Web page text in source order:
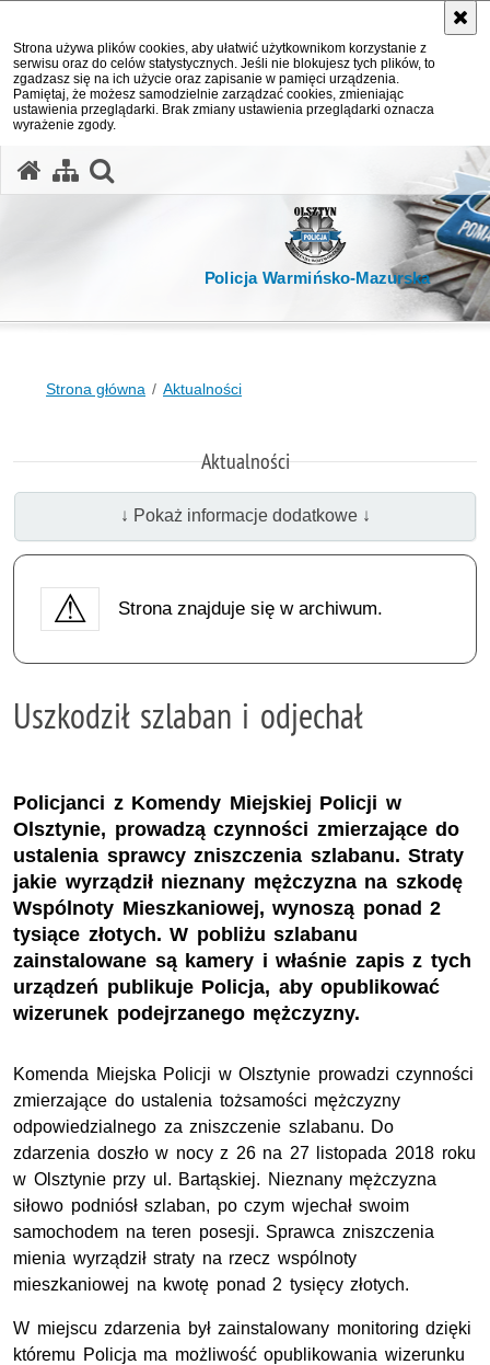
Strona używa plików cookies, aby ułatwić użytkownikom korzystanie z
serwisu oraz do celów statystycznych. Jeśli nie blokujesz tych plików, to
zgadzasz się na ich użycie oraz zapisanie w pamięci urządzenia.
Pamiętaj, że możesz samodzielnie zarządzać cookies, zmieniając
ustawienia przeglądarki. Brak zmiany ustawienia przeglądarki oznacza
wyrażenie zgody.
Policja Warmińsko-Mazurska
Strona główna Aktualności
Aktualności
↓ Pokaż informacje dodatkowe ↓
Strona znajduje się w archiwum.
Uszkodził szlaban i odjechał
Policjanci z Komendy Miejskiej Policji w
Olsztynie, prowadzą czynności zmierzające do
ustalenia sprawcy zniszczenia szlabanu. Straty
jakie wyrządził nieznany mężczyzna na szkodę
Wspólnoty Mieszkaniowej, wynoszą ponad 2
tysiące złotych. W pobliżu szlabanu
zainstalowane są kamery i właśnie zapis z tych
urządzeń publikuje Policja, aby opublikować
wizerunek podejrzanego mężczyzny.
Komenda Miejska Policji w Olsztynie prowadzi czynności
zmierzające do ustalenia tożsamości mężczyzny
odpowiedzialnego za zniszczenie szlabanu. Do
zdarzenia doszło w nocy z 26 na 27 listopada 2018 roku
w Olsztynie przy ul. Bartąskiej. Nieznany mężczyzna
siłowo podniósł szlaban, po czym wjechał swoim
samochodem na teren posesji. Sprawca zniszczenia
mienia wyrządził straty na rzecz wspólnoty
mieszkaniowej na kwotę ponad 2 tysięcy złotych.
W miejscu zdarzenia był zainstalowany monitoring dzięki
któremu Policja ma możliwość opublikowania wizerunku